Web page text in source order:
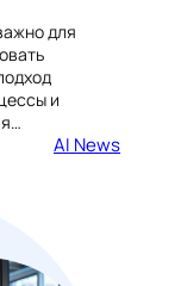
для
и
AI News